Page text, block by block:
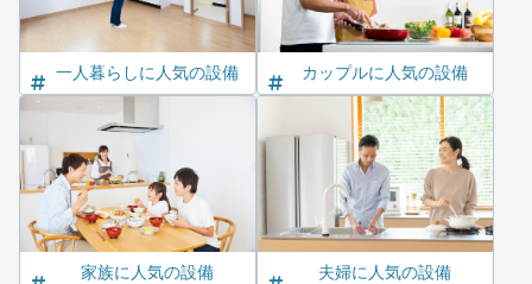
一人暮らしに人気の設備 カップルに人気の設備
家族に人気の設備 夫婦に人気の設備